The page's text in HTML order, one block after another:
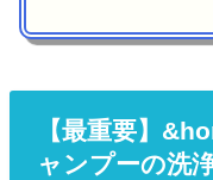
【最重要】
ャンプーの洗